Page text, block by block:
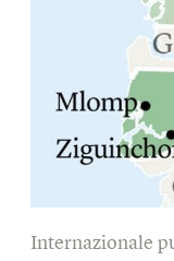
Internazionale